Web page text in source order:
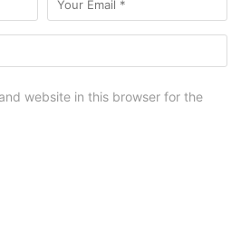
website in this browser for the